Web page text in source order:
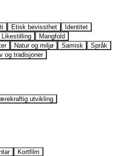
Etisk bevissthet
Identitet
Likestilling
Mangfold
Natur og miljø Samisk
Språk
og tradisjoner
utvikling
Kortfilm